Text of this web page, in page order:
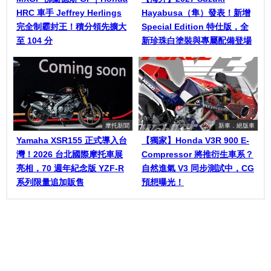
HRC 車手 Jeffrey Herlings
完全制霸封王！積分領先擴大
至 104 分
Hayabusa（隼）發表！新增
Special Edition 特仕版，全
新珍珠白塗裝與專屬配備登場
摩托新聞
Yamaha XSR155 正式導入台
灣！2026 台北國際摩托車展
亮相，70 週年紀念版 YZF-R
系列限量追加販售
新車．絕版車
【獨家】Honda V3R 900 E-
Compressor 將推衍生車系？
自然進氣 V3 同步測試中，CG
預想曝光！